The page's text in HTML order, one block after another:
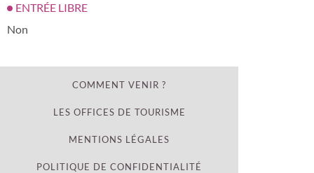
ENTRÉE LIBRE
Non
COMMENT VENIR ?
LES OFFICES DE TOURISME
MENTIONS LÉGALES
POLITIQUE DE CONFIDENTIALITÉ